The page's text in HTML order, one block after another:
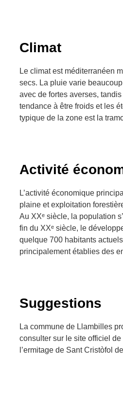
Climat
Le climat est méditerranéen
secs. La pluie varie
avec de fortes averses,
tendance à être froids et les
typique de la zone est la
Activité
L’activité économique
plaine et exploitation
Au XXᵉ siècle, la population
fin du XXᵉ siècle, le
quelque 700 habitants
principalement établies des
Suggestions
La commune de Llambilles
consulter sur le site officiel
l’ermitage de Sant Cristòfol